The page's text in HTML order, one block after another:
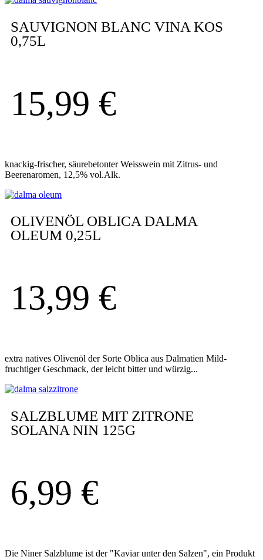
SAUVIGNON BLANC VINA KOS
0,75L
15,99 €
knackig-frischer, säurebetonter Weisswein mit Zitrus- und
Beerenaromen, 12,5% vol.Alk.
OLIVENÖL OBLICA DALMA
OLEUM 0,25L
13,99 €
extra natives Olivenöl der Sorte Oblica aus Dalmatien Mild-
fruchtiger Geschmack, der leicht bitter und würzig...
SALZBLUME MIT ZITRONE
SOLANA NIN 125G
6,99 €
Die Niner Salzblume ist der "Kaviar unter den Salzen", ein Produkt